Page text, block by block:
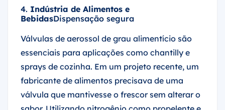
4. Indústria de Alimentos e
BebidasDispensação segura
Válvulas de aerossol de grau alimentício são
essenciais para aplicações como chantilly e
sprays de cozinha. Em um projeto recente, um
fabricante de alimentos precisava de uma
válvula que mantivesse o frescor sem alterar o